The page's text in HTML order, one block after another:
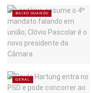
BAIXO GUANDU
GERAL